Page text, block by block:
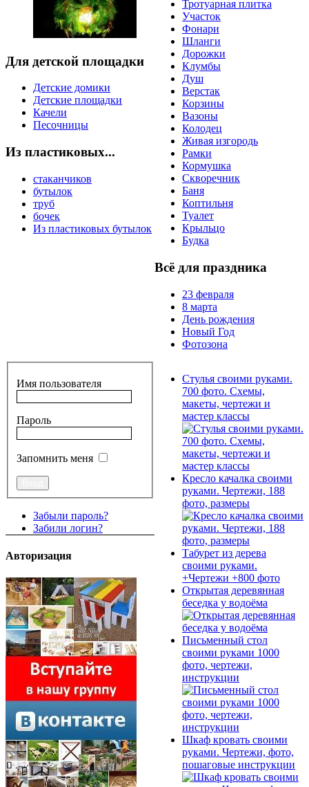
Для детской площадки
Детские домики
Детские площадки
Качели
Песочницы
Из пластиковых...
стаканчиков
бутылок
труб
бочек
Из пластиковых бутылок
Тротуарная плитка
Участок
Фонари
Шланги
Дорожки
Клумбы
Душ
Верстак
Корзины
Вазоны
Колодец
Живая изгородь
Рамки
Кормушка
Скворечник
Баня
Коптильня
Туалет
Крыльцо
Будка
Всё для праздника
23 февраля
8 марта
День рождения
Новый Год
Фотозона
Имя пользователя
Пароль
Запомнить меня
Забыли пароль?
Забили логин?
Авторизация
Стулья своими руками.
700 фото. Схемы,
макеты, чертежи и
мастер классы
Кресло качалка своими
руками. Чертежи, 188
фото, размеры
Табурет из дерева
своими руками.
+Чертежи +800 фото
Открытая деревянная
беседка у водоёма
Письменный стол
своими руками 1000
фото, чертежи,
инструкции
Шкаф кровать своими
руками. Чертежи, фото,
пошаговые инструкции